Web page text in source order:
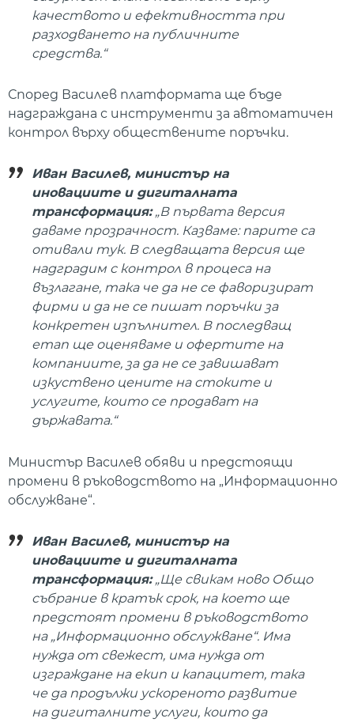
качеството и ефективността при
разходването на публичните
средства.“
Според Василев платформата ще бъде
надграждана с инструменти за автоматичен
контрол върху обществените поръчки.
Иван Василев, министър на
иновациите и дигиталната
трансформация:„В първата версия
даваме прозрачност. Казваме: парите са
отивали тук. В следващата версия ще
надградим с контрол в процеса на
възлагане, така че да не се фаворизират
фирми и да не се пишат поръчки за
конкретен изпълнител. В последващ
етап ще оценяваме и офертите на
компаниите, за да не се завишават
изкуствено цените на стоките и
услугите, които се продават на
държавата.“
Министър Василев обяви и предстоящи
промени в ръководството на „Информационно
обслужване“.
Иван Василев, министър на
иновациите и дигиталната
трансформация:„Ще свикам ново Общо
събрание в кратък срок, на което ще
предстоят промени в ръководството
на „Информационно обслужване“. Има
нужда от свежест, има нужда от
изграждане на екип и капацитет, така
че да продължи ускореното развитие
на дигиталните услуги, които да